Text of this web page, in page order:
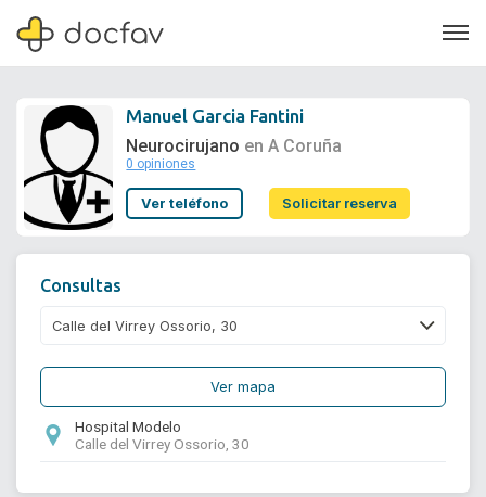
Soporte
Manuel Garcia Fantini
Neurocirujano en A Coruña
0 opiniones
Ver teléfono Solicitar reserva
Consultas
Ver mapa
Hospital Modelo
Calle del Virrey Ossorio, 30